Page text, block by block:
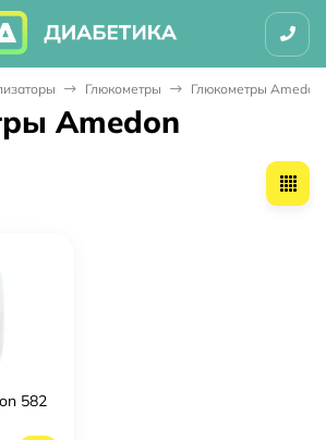
Глюкометры Глюкометры Amedon
Amedon
582